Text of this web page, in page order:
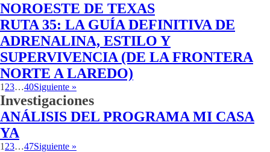
NOROESTE DE TEXAS
RUTA 35: LA GUÍA DEFINITIVA DE
ADRENALINA, ESTILO Y
SUPERVIVENCIA (DE LA FRONTERA
NORTE A LAREDO)
1 23…40Siguiente »
Investigaciones
ANÁLISIS DEL PROGRAMA MI CASA
YA
1 23…47Siguiente »